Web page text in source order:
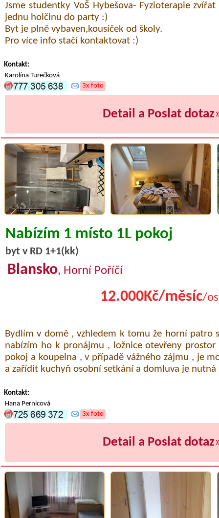
Jsme studentky VoŠ Hybešova- Fyzioterapie
jednu holčinu do party :)
Byt je plně vybaven,kousíček od školy.
Pro více info stačí kontaktovat :)
Kontakt:
Karolína Turečková
3x foto
Detail a Poslat dotaz
Nabízím 1 místo 1L pokoj
byt v RD 1+1(kk)
Blansko, Horní Poříčí
12.000Kč/měsíc/
Bydlím v domě , vzhledem k tomu že horní patro
nabízím ho k pronájmu , ložnice otevřeny
pokoj a koupelna , v případě vážného zájmu , je
a zařídit kuchyň osobní setkání a domluva je nutná
Kontakt:
Hana Pernicová
3x foto
Detail a Poslat dotaz